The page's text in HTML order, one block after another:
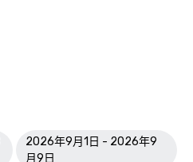
2026年9月1日 - 2026年9
月9日